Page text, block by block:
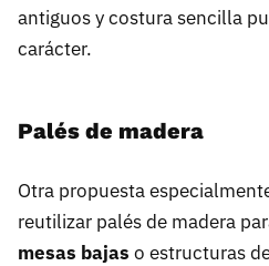
antiguos y costura sencilla
carácter.
Palés de madera
Otra propuesta
reutilizar palés de madera
mesas bajas o estructuras